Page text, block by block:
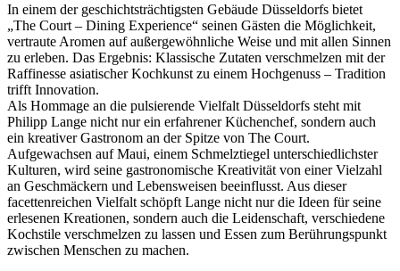
In einem der geschichtsträchtigsten Gebäude Düsseldorfs bietet
„The Court – Dining Experience“ seinen Gästen die Möglichkeit,
vertraute Aromen auf außergewöhnliche Weise und mit allen Sinnen
zu erleben. Das Ergebnis: Klassische Zutaten verschmelzen mit der
Raffinesse asiatischer Kochkunst zu einem Hochgenuss – Tradition
trifft Innovation.
Als Hommage an die pulsierende Vielfalt Düsseldorfs steht mit
Philipp Lange nicht nur ein erfahrener Küchenchef, sondern auch
ein kreativer Gastronom an der Spitze von The Court.
Aufgewachsen auf Maui, einem Schmelztiegel unterschiedlichster
Kulturen, wird seine gastronomische Kreativität von einer Vielzahl
an Geschmäckern und Lebensweisen beeinflusst. Aus dieser
facettenreichen Vielfalt schöpft Lange nicht nur die Ideen für seine
erlesenen Kreationen, sondern auch die Leidenschaft, verschiedene
Kochstile verschmelzen zu lassen und Essen zum Berührungspunkt
zwischen Menschen zu machen.